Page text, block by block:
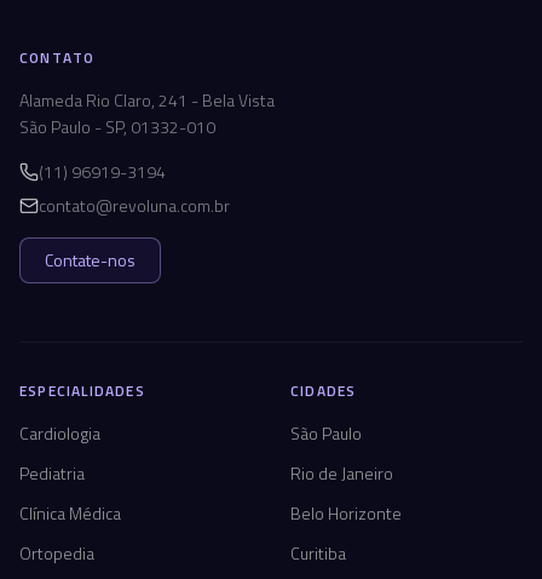
CONTATO
Alameda Rio Claro, 241 - Bela Vista
São Paulo - SP, 01332-010
(11) 96919-3194
contato@revoluna.com.br
Contate-nos
ESPECIALIDADES
Cardiologia
Pediatria
Clínica Médica
Ortopedia
CIDADES
São Paulo
Rio de Janeiro
Belo Horizonte
Curitiba